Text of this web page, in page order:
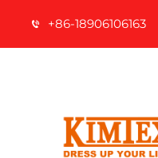
+86-18906106163